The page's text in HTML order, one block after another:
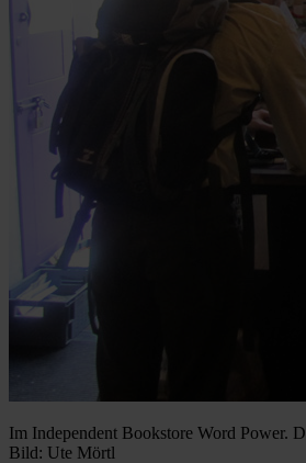
Im Independent Bookstore Word Power.
Bild: Ute Mörtl